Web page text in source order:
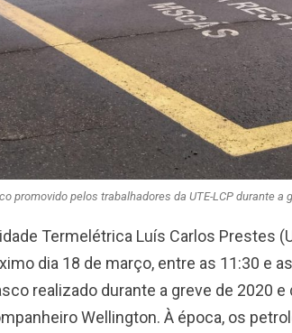
promovido pelos trabalhadores da UTE-LCP durante a
Termelétrica Luís Carlos Prestes
dia 18 de março, entre as 11:30 e
realizado durante a greve de 2020 e
Wellington. À época, os